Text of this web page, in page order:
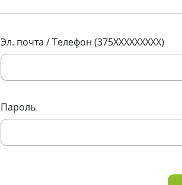
Эл. почта / Телефон (375XXXXXXXXX)
Пароль